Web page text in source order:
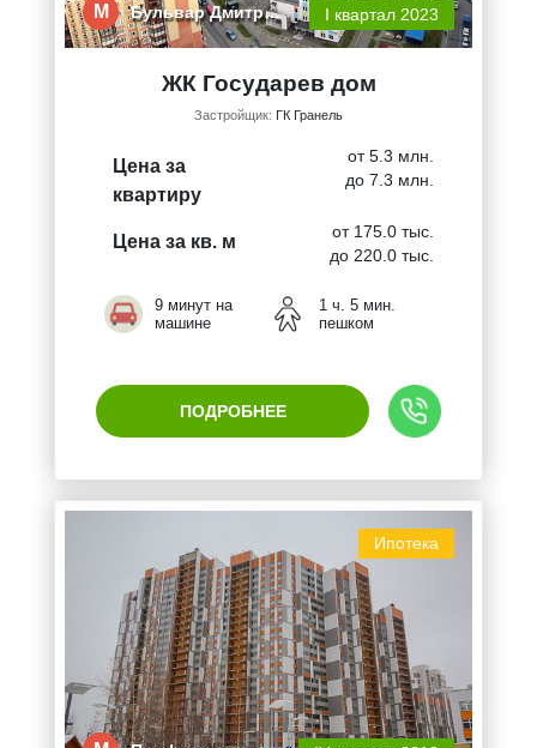
М Бульвар Дмитр… I квартал 2023
ЖК Государев дом
Застройщик: ГК Гранель
Цена за
квартиру
от 5.3 млн.
до 7.3 млн.
Цена за кв. м
от 175.0 тыс.
до 220.0 тыс.
9 минут на
машине
1 ч. 5 мин.
пешком
ПОДРОБНЕЕ
Ипотека